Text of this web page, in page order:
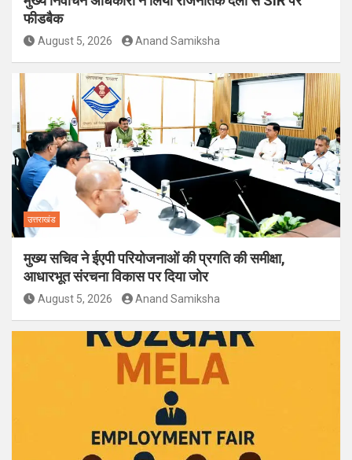
फीडबैक
August 5, 2026 Anand Samiksha
उत्तराखंड
मुख्य सचिव ने ईएपी परियोजनाओं की प्रगति की समीक्षा,
आधारभूत संरचना विकास पर दिया जोर
August 5, 2026 Anand Samiksha